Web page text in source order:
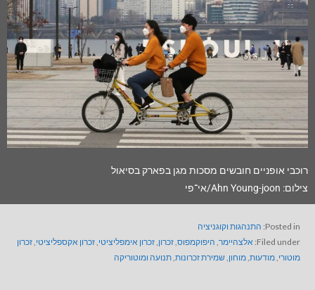
רוכבי אופניים חובשים מסכות מגן בפארק בסיאול
צילום: Ahn Young-joon/אי־פי
Posted in: התנהגות וקוגניציה
Filed under: אלצהיימר, היפוקמפוס,זכרון,זכרון אימפליציטי,זכרון אקספליציטי,זכרון
מוטורי,מודעות,מוחון,שמירת זכרונות,תנועה ומוטוריקה